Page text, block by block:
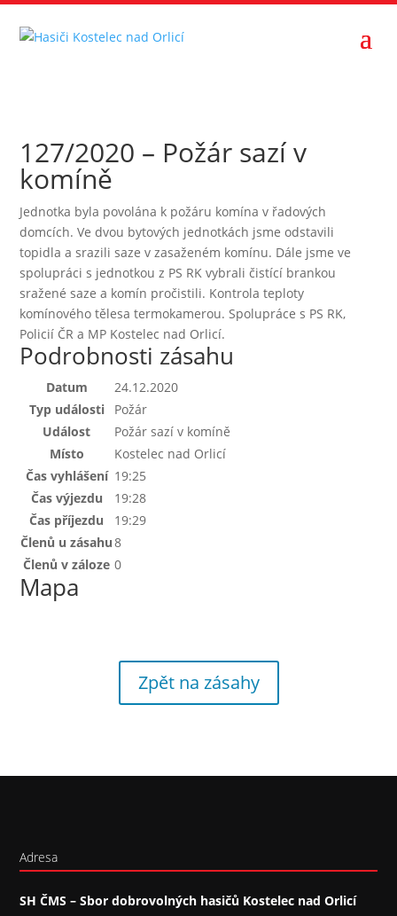
127/2020 – Požár sazí v
komíně
Jednotka byla povolána k požáru komína v řadových
domcích. Ve dvou bytových jednotkách jsme odstavili
topidla a srazili saze v zasaženém komínu. Dále jsme ve
spolupráci s jednotkou z PS RK vybrali čistící brankou
sražené saze a komín pročistili. Kontrola teploty
komínového tělesa termokamerou. Spolupráce s PS RK,
Policií ČR a MP Kostelec nad Orlicí.
Podrobnosti zásahu
Datum
24.12.2020
Typ události
Požár
Událost
Požár sazí v komíně
Místo
Kostelec nad Orlicí
Čas vyhlášení 19:25
Čas výjezdu
19:28
Čas příjezdu
19:29
Členů u zásahu8
Členů v záloze 0
Mapa
Zpět na zásahy
Adresa
SH ČMS – Sbor dobrovolných hasičů Kostelec nad Orlicí